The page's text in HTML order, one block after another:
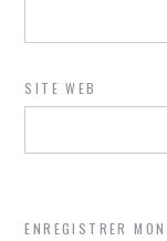
SITE WEB
ENREGISTRER